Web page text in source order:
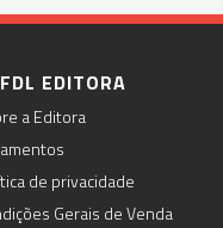
EDITORA
a Editora
de privacidade
Gerais de Venda